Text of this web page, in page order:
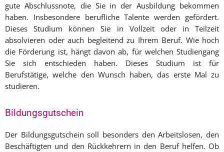
gute Abschlussnote, die Sie in der Ausbildung bekommen
haben. Insbesondere berufliche Talente werden gefördert.
Dieses Studium können Sie in Vollzeit oder in Teilzeit
absolvieren oder auch begleitend zu Ihrem Beruf. Wie hoch
die Förderung ist, hängt davon ab, für welchen Studiengang
Sie sich entschieden haben. Dieses Studium ist für
Berufstätige, welche den Wunsch haben, das erste Mal zu
studieren.
Bildungsgutschein
Der Bildungsgutschein soll besonders den Arbeitslosen, den
Beschäftigten und den Rückkehrern in den Beruf helfen. Ob